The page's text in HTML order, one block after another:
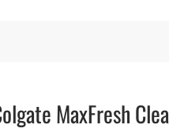
MaxFresh